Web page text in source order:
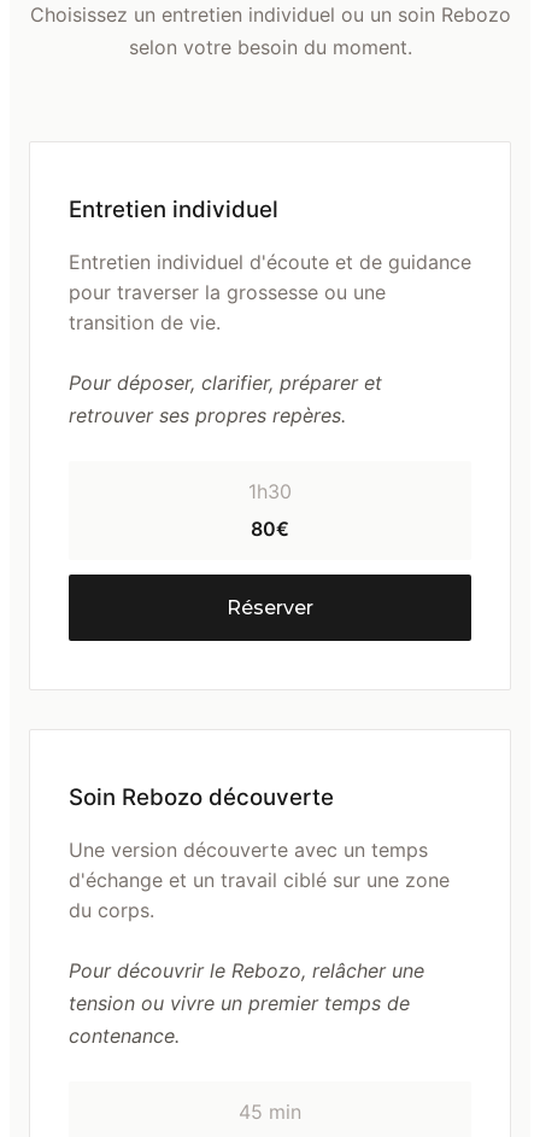
Choisissez un entretien individuel ou un soin Rebozo
selon votre besoin du moment.
Entretien individuel
Entretien individuel d'écoute et de guidance
pour traverser la grossesse ou une
transition de vie.
Pour déposer, clarifier, préparer et
retrouver ses propres repères.
1h30
80€
Réserver
Soin Rebozo découverte
Une version découverte avec un temps
d'échange et un travail ciblé sur une zone
du corps.
Pour découvrir le Rebozo, relâcher une
tension ou vivre un premier temps de
contenance.
45 min